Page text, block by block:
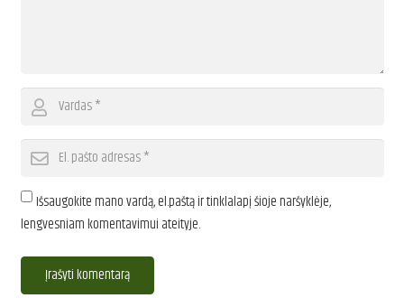
Išsaugokite mano vardą, el.paštą ir tinklalapį šioje naršyklėje,
lengvesniam komentavimui ateityje.
Įrašyti komentarą